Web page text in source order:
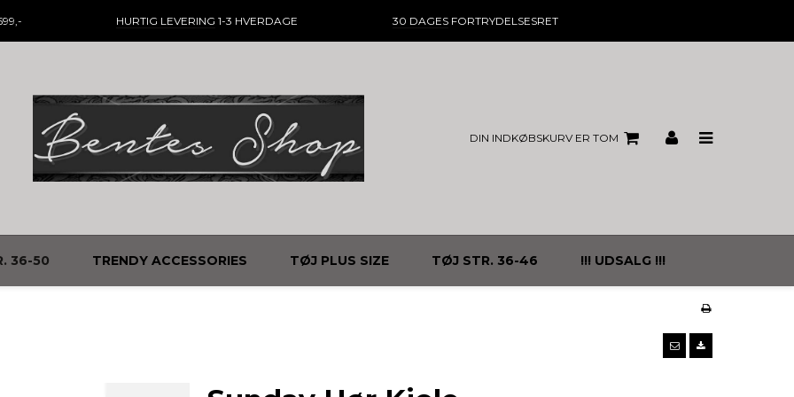
HURTIG LEVERING 1-3 HVERDAGE 30 DAGESFORTRYDELSESRET
DIN INDKØBSKURV ER TOM
36-50 TRENDY ACCESSORIES TØJ PLUS SIZE TØJ STR. 36-46 !!! UDSALG !!!